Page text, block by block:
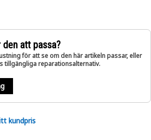
den att passa?
för att se om den här artikeln passar, eller
tillgängliga reparationsalternativ.
kundpris